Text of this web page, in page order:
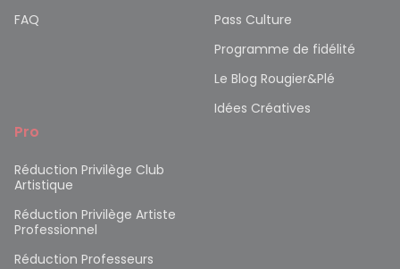
FAQ
Pass Culture
Programme de fidélité
Le Blog Rougier&Plé
Idées Créatives
Pro
Réduction Privilège Club
Artistique
Réduction Privilège Artiste
Professionnel
Réduction Professeurs